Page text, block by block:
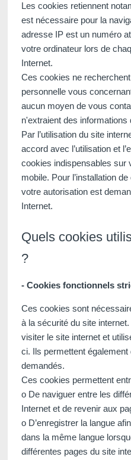
Les cookies retiennent
est nécessaire pour la
adresse IP est un numéro
votre ordinateur lors de
Internet.
Ces cookies ne
personnelle vous
aucun moyen de vous
n'extraient des informations
Par l’utilisation du site
accord avec l’utilisation et
cookies indispensables sur
mobile. Pour l’installation
votre autorisation est
Internet.
Quels cookies
?
- Cookies fonctionnels
Ces cookies sont
à la sécurité du site
visiter le site internet et
ci. Ils permettent
demandés.
Ces cookies permettent
o De naviguer entre les
Internet et de revenir aux
o D’enregistrer la langue
dans la même langue
différentes pages du site